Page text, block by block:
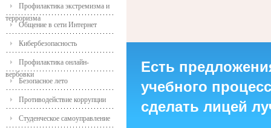
Профилактика экстремизма и
терроризма
Общение в сети Интернет
Кибербезопасность
Профилактика онлайн-
вербовки
Безопасное лето
Противодействие коррупции
Студенческое самоуправление
Есть
учебного
сделать лицей